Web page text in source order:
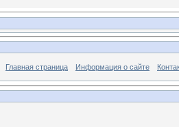
Главная страница Информация о сайте